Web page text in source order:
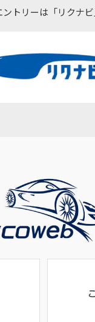
トリーは「リクナ